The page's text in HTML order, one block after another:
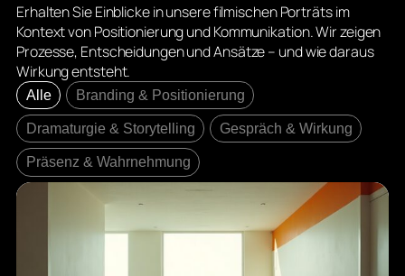
Erhalten Sie Einblicke in unsere filmischen Porträts im
Kontext von Positionierung und Kommunikation. Wir zeigen
Prozesse, Entscheidungen und Ansätze – und wie daraus
Wirkung entsteht.
Alle Branding & Positionierung
Dramaturgie & Storytelling Gespräch & Wirkung
Präsenz & Wahrnehmung